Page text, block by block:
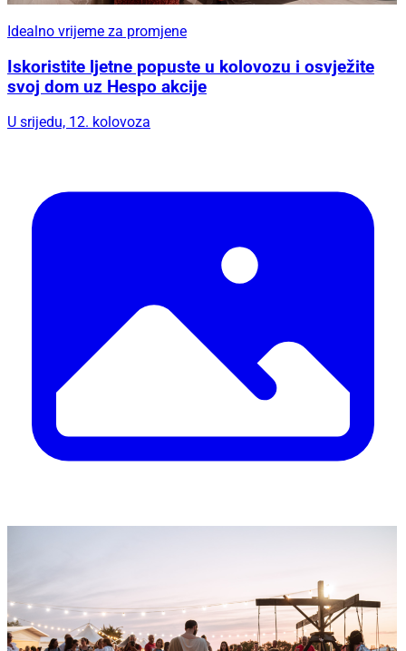
Idealno vrijeme za promjene
Iskoristite ljetne popuste u kolovozu i osvježite
svoj dom uz Hespo akcije
U srijedu, 12. kolovoza